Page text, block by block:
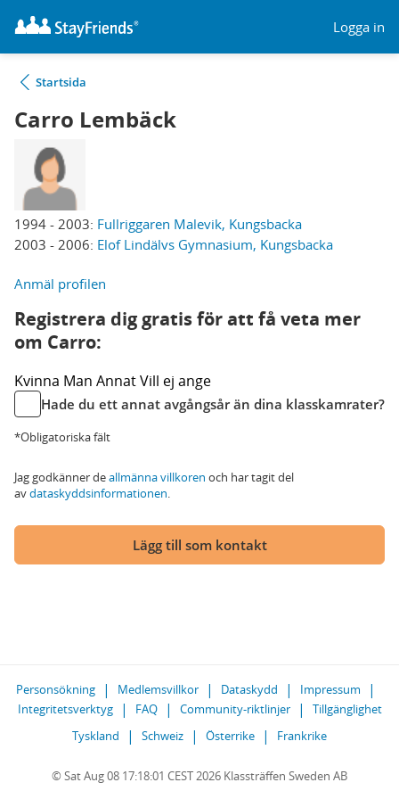
Logga in
Startsida
Carro Lembäck
1994 - 2003: Fullriggaren Malevik, Kungsbacka
2003 - 2006: Elof Lindälvs Gymnasium, Kungsbacka
Anmäl profilen
Registrera dig gratis för att få veta mer
om Carro:
Kvinna Man AnnatVill ej ange
Hade du ett annat avgångsår än dina klasskamrater?
*Obligatoriska fält
Jag godkänner deallmänna villkoren och har tagit del
avdataskyddsinformationen.
Lägg till som kontakt
Personsökning Medlemsvillkor Dataskydd
Impressum
Integritetsverktyg
FAQ Community-riktlinjer
Tillgänglighet
Tyskland
Schweiz Österrike Frankrike
© Sat Aug 08 17:18:01 CEST 2026 Klassträffen Sweden AB